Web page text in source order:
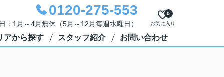
0120-275-553
1月～4月無休（5月～12月毎週水曜日） お気に入り
0
アから探す スタッフ紹介 お問い合わせ